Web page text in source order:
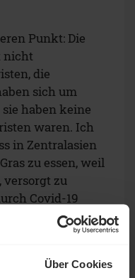
Über Cookies
Punkt: Die
nicht
die
sich um
haben keine
waren. Ich
in Zentralasien
zu essen, weil
zu
Covid-19
Einige